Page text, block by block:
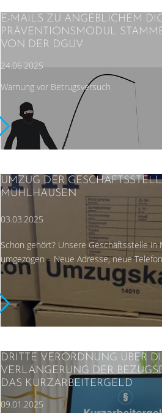
E-MAILS ZU ANGEBLICHEM
PRÄVENTIONSMODUL
VON DER DGUV
24.06.2025
Warnung vor Betrugsversuch
UMZUG DER
MÜHLHAUSEN
03.03.2025
Schon gehört? Unsere Geschäftsstelle in
umgezogen – Neue Adresse, neue
DRITTE VERORDNUNG ÜBER
VERLÄNGERUNG DER
DAS KURZARBEITERGELD
09.01.2025